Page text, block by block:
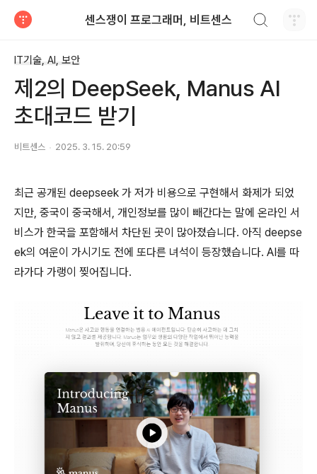
센스쟁이 프로그래머, 비트센스
IT기술, AI, 보안
제2의 DeepSeek, Manus AI
초대코드 받기
비트센스 2025. 3. 15. 20:59
최근 공개된 deepseek 가 저가 비용으로 구현해서 화제가 되었
지만, 중국이 중국해서, 개인정보를 많이 빼간다는 말에 온라인 서
비스가 한국을 포함해서 차단된 곳이 많아졌습니다. 아직 deepse
ek의 여운이 가시기도 전에 또다른 녀석이 등장했습니다. AI를 따
라가다 가랭이 찢어집니다.